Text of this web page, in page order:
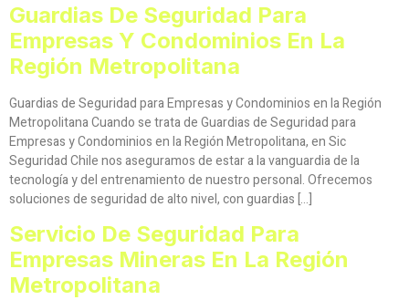
Guardias De Seguridad Para
Empresas Y Condominios En La
Región Metropolitana
Guardias de Seguridad para Empresas y Condominios en la Región
Metropolitana Cuando se trata de Guardias de Seguridad para
Empresas y Condominios en la Región Metropolitana, en Sic
Seguridad Chile nos aseguramos de estar a la vanguardia de la
tecnología y del entrenamiento de nuestro personal. Ofrecemos
soluciones de seguridad de alto nivel, con guardias […]
Servicio De Seguridad Para
Empresas Mineras En La Región
Metropolitana